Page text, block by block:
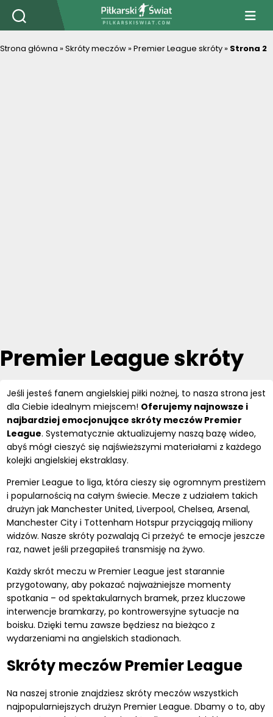
PiłkarskiSwiat.com
Strona główna »Skróty meczów »Premier League skróty » Strona 2
Premier League skróty
Jeśli jesteś fanem angielskiej piłki nożnej, to nasza strona jest
dla Ciebie idealnym miejscem! Oferujemy najnowsze i
najbardziej emocjonujące skróty meczów Premier
League. Systematycznie aktualizujemy naszą bazę wideo,
abyś mógł cieszyć się najświeższymi materiałami z każdego
kolejki angielskiej ekstraklasy.
Premier League to liga, która cieszy się ogromnym prestiżem
i popularnością na całym świecie. Mecze z udziałem takich
drużyn jak Manchester United, Liverpool, Chelsea, Arsenal,
Manchester City i Tottenham Hotspur przyciągają miliony
widzów. Nasze skróty pozwalają Ci przeżyć te emocje jeszcze
raz, nawet jeśli przegapiłeś transmisję na żywo.
Każdy skrót meczu w Premier League jest starannie
przygotowany, aby pokazać najważniejsze momenty
spotkania – od spektakularnych bramek, przez kluczowe
interwencje bramkarzy, po kontrowersyjne sytuacje na
boisku. Dzięki temu zawsze będziesz na bieżąco z
wydarzeniami na angielskich stadionach.
Skróty meczów Premier League
Na naszej stronie znajdziesz skróty meczów wszystkich
najpopularniejszych drużyn Premier League. Dbamy o to, aby